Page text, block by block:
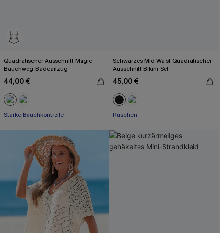
Quadratischer Ausschnitt Magic-
Bauchweg-Badeanzug
44,00 €
Starke Bauchkontrolle
Schwarzes Mid-Waist Quadratischer
Ausschnitt Bikini-Set
45,00 €
Rüschen